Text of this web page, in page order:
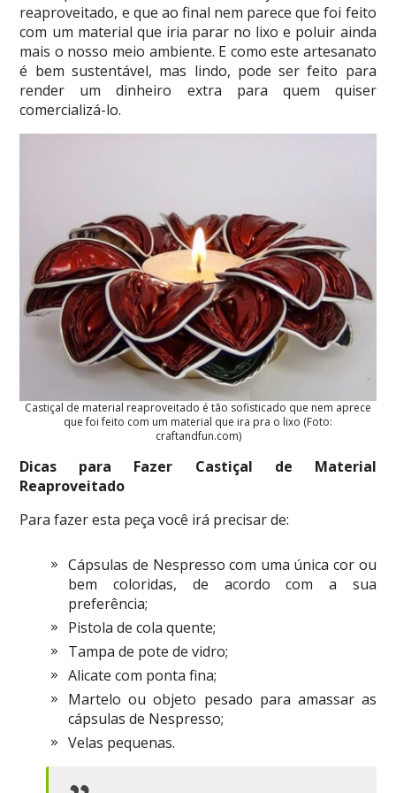
reaproveitado, e que ao final nem parece que foi feito
com um material que iria parar no lixo e poluir ainda
mais o nosso meio ambiente. E como este artesanato
é bem sustentável, mas lindo, pode ser feito para
render um dinheiro extra para quem quiser
comercializá-lo.
Castiçal de material reaproveitado é tão sofisticado que nem aprece
que foi feito com um material que ira pra o lixo (Foto:
craftandfun.com)
Dicas para Fazer Castiçal de Material
Reaproveitado
Para fazer esta peça você irá precisar de:
Cápsulas de Nespresso com uma única cor ou
bem coloridas, de acordo com a sua
preferência;
Pistola de cola quente;
Tampa de pote de vidro;
Alicate com ponta fina;
Martelo ou objeto pesado para amassar as
cápsulas de Nespresso;
Velas pequenas.